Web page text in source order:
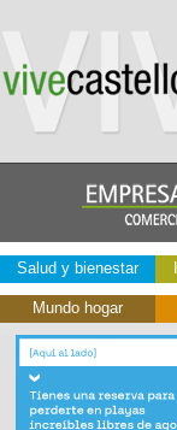
Salud y bienestar
Mundo hogar